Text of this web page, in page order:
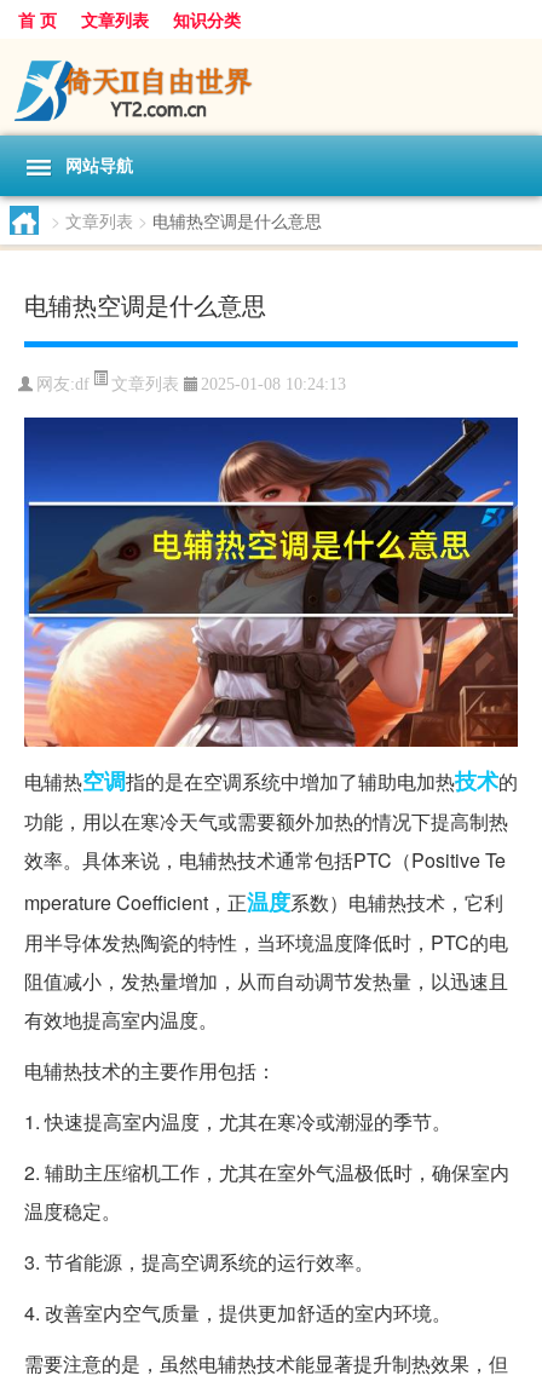
首 页 文章列表 知识分类
网站导航
> 文章列表 > 电辅热空调是什么意思
电辅热空调是什么意思
网友:df 文章列表 2025-01-08 10:24:13
电辅热空调指的是在空调系统中增加了辅助电加热技术的
功能，用以在寒冷天气或需要额外加热的情况下提高制热
效率。具体来说，电辅热技术通常包括PTC（Positive Te
mperature Coefficient，正温度系数）电辅热技术，它利
用半导体发热陶瓷的特性，当环境温度降低时，PTC的电
阻值减小，发热量增加，从而自动调节发热量，以迅速且
有效地提高室内温度。
电辅热技术的主要作用包括：
1. 快速提高室内温度，尤其在寒冷或潮湿的季节。
2. 辅助主压缩机工作，尤其在室外气温极低时，确保室内
温度稳定。
3. 节省能源，提高空调系统的运行效率。
4. 改善室内空气质量，提供更加舒适的室内环境。
需要注意的是，虽然电辅热技术能显著提升制热效果，但